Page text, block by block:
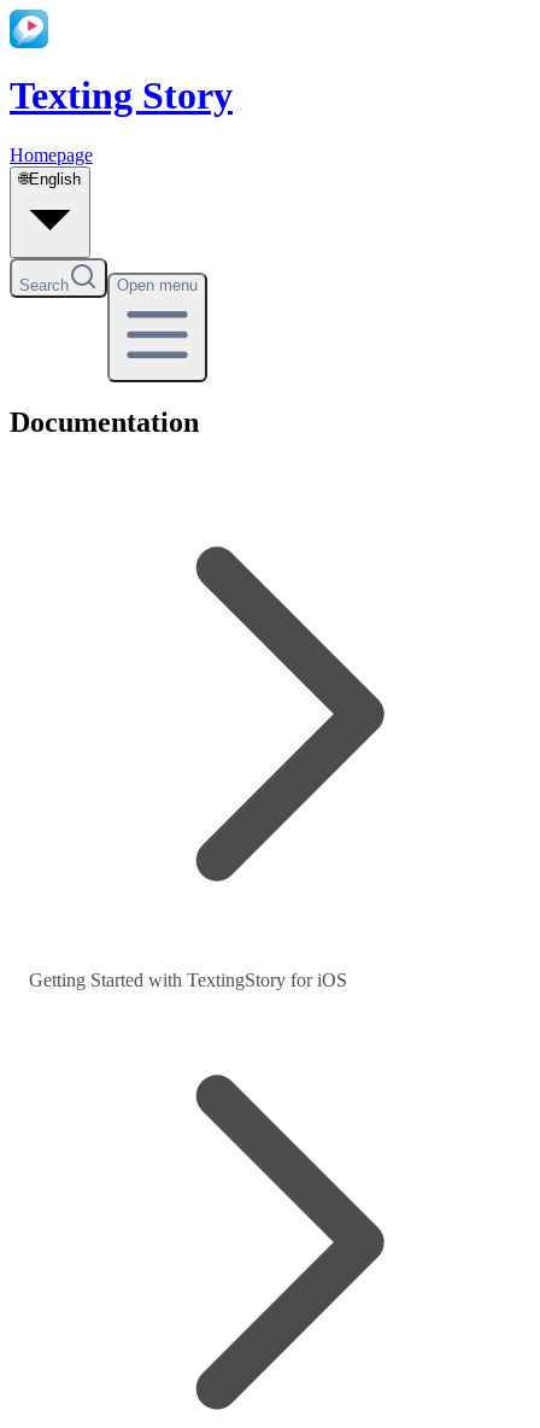
Texting Story
Homepage
🌐English
Search Open menu
Documentation
Getting Started with TextingStory for iOS